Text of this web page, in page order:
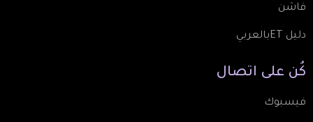
فاشن
دليل ETبالعربي
كُن على اتصال
فيسبوك